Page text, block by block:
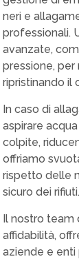
neri e
professionali.
avanzate,
pressione, per
ripristinando il
In caso di
aspirare
colpite,
offriamo
rispetto delle
sicuro dei rifiuti.
Il nostro team
affidabilità,
aziende e enti